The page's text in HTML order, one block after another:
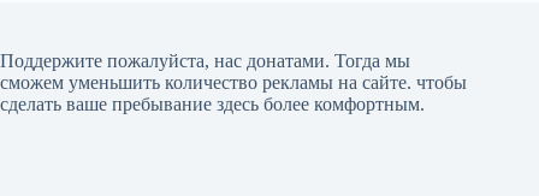
Поддержите пожалуйста, нас донатами. Тогда мы
сможем уменьшить количество рекламы на сайте. чтобы
сделать ваше пребывание здесь более комфортным.